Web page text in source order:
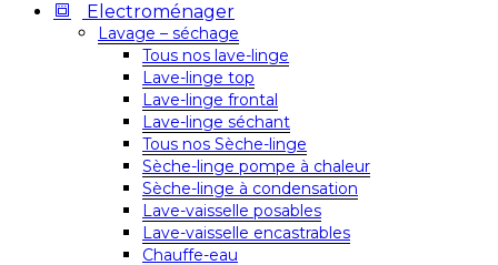
Electroménager
Lavage – séchage
Tous nos lave-linge
Lave-linge top
Lave-linge frontal
Lave-linge séchant
Tous nos Sèche-linge
Sèche-linge pompe à chaleur
Sèche-linge à condensation
Lave-vaisselle posables
Lave-vaisselle encastrables
Chauffe-eau